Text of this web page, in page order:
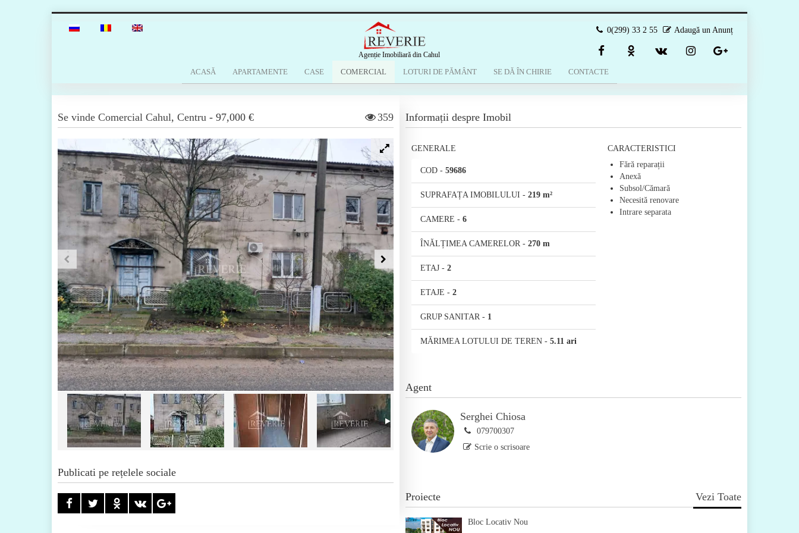
Agenție Imobiliară din Cahul
0(299) 33 2 55 Adaugă un Anunț
ACASĂ APARTAMENTE CASE COMERCIAL LOTURI DE PĂMÂNT SE DĂ ÎN CHIRIE CONTACTE
Se vinde Comercial Cahul, Centru - 97,000 € 359
Publicati pe rețelele sociale
Informații despre Imobil
GENERALE
COD - 59686
SUPRAFAȚA IMOBILULUI - 219 m²
CAMERE - 6
ÎNĂLȚIMEA CAMERELOR- 270 m
ETAJ - 2
ETAJE - 2
GRUP SANITAR- 1
MĂRIMEA LOTULUI DE TEREN - 5.11 ari
CARACTERISTICI
Fără reparații
Anexă
Subsol/Cămară
Necesită renovare
Intrare separata
Agent
Serghei Chiosa
079700307
Scrie o scrisoare
Proiecte Vezi Toate
Bloc Locativ Nou